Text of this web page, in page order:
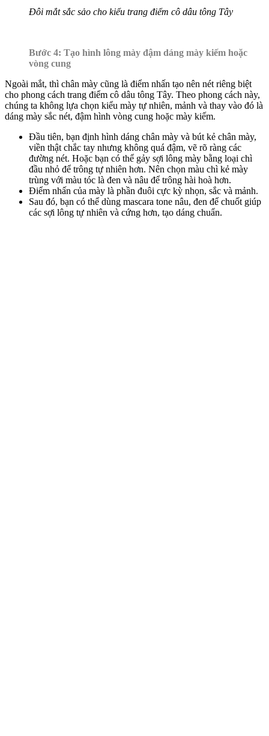
Đôi mắt sắc sảo cho kiểu trang điểm cô dâu tông Tây
Bước 4: Tạo hình lông mày đậm dáng mày kiếm hoặc
vòng cung
Ngoài mắt, thì chân mày cũng là điểm nhấn tạo nên nét riêng biệt
cho phong cách trang điểm cô dâu tông Tây. Theo phong cách này,
chúng ta không lựa chọn kiểu mày tự nhiên, mảnh và thay vào đó là
dáng mày sắc nét, đậm hình vòng cung hoặc mày kiếm.
Đầu tiên, bạn định hình dáng chân mày và bút kẻ chân mày,
viền thật chắc tay nhưng không quá đậm, vẽ rõ ràng các
đường nét. Hoặc bạn có thể gảy sợi lông mày bằng loại chì
đầu nhỏ để trông tự nhiên hơn. Nên chọn màu chì kẻ mày
trùng với màu tóc là đen và nâu để trông hài hoà hơn.
Điểm nhấn của mày là phần đuôi cực kỳ nhọn, sắc và mảnh.
Sau đó, bạn có thể dùng mascara tone nâu, đen để chuốt giúp
các sợi lông tự nhiên và cứng hơn, tạo dáng chuẩn.